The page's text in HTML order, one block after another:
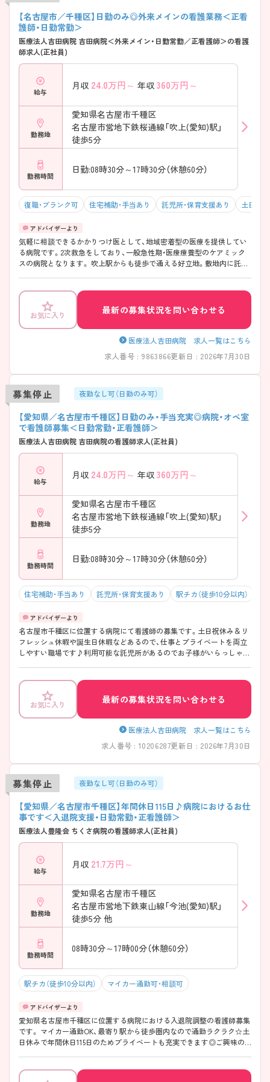
【名古屋市／千種区】日勤のみ◎外来メインの看護業務＜正看
護師・日勤常勤＞
医療法人吉田病院 吉田病院＜外来メイン・日勤常勤／正看護師＞の看護
師求人(正社員)
給与
月収 24.0万円～ 年収 360万円～
勤務地
愛知県名古屋市千種区
名古屋市営地下鉄桜通線「吹上(愛知)駅」
徒歩5分
勤務時間
日勤:08時30分～17時30分（休憩60分）
復職・ブランク可 住宅補助・手当あり 託児所・保育支援あり 土日・
気軽に相談できるかかりつけ医として、地域密着型の医療を提供してい
る病院です。2次救急をしており、一般急性期・医療療養型のケアミック
スの病院となります。 吹上駅からも徒歩で通える好立地。敷地内に託児
お気に入り 最新の募集状況を問い合わせる
医療法人吉田病院 求人一覧はこちら
求人番号 : 9863866更新日 : 2026年7月30日
募集停止 夜勤なし可（日勤のみ可）
【愛知県／名古屋市千種区】日勤のみ・手当充実◎病院・オペ室
で看護師募集＜日勤常勤・正看護師＞
医療法人吉田病院 吉田病院の看護師求人(正社員)
給与
月収 24.0万円～ 年収 360万円～
勤務地
愛知県名古屋市千種区
名古屋市営地下鉄桜通線「吹上(愛知)駅」
徒歩5分
勤務時間
日勤:08時30分～17時30分（休憩60分）
住宅補助・手当あり 託児所・保育支援あり 駅チカ（徒歩10分以内）
名古屋市千種区に位置する病院にて看護師の募集です。土日祝休み＆リ
フレッシュ休暇や誕生日休暇などあるので、仕事とプライベートを両立
しやすい職場です♪利用可能な託児所があるのでお子様がいらっしゃる
で、お気軽にご連絡ください。
お気に入り
最新の募集状況を問い合わせる
医療法人吉田病院 求人一覧はこちら
求人番号 : 10206287更新日 : 2026年7月30日
募集停止 夜勤なし可（日勤のみ可）
【愛知県／名古屋市千種区】年間休日115日♪病院におけるお仕
事です＜入退院支援・日勤常勤・正看護師＞
医療法人豊隆会 ちくさ病院の看護師求人(正社員)
給与
月収 21.7万円～
勤務地
愛知県名古屋市千種区
名古屋市営地下鉄東山線「今池(愛知)駅」
徒歩5分 他
勤務時間
08時30分～17時00分（休憩60分）
駅チカ（徒歩10分以内） マイカー通勤可・相談可
愛知県名古屋市千種区に位置する病院における入退院調整の看護師募集
です。 マイカー通勤OK、最寄り駅から徒歩圏内なので通勤ラクラク☆土
日休みで年間休日115日のためプライベートも充実できます◎ご興味の